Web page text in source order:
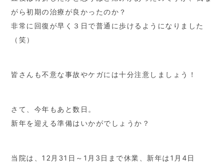
がら初期の治療が良かったのか？
非常に回復が早く３日で普通に歩けるようになりました
（笑）
皆さんも不意な事故やケガには十分注意しましょう！
さて、今年もあと数日。
新年を迎える準備はいかがでしょうか？
当院は、12月31日～1月3日まで休業、新年は1月4日